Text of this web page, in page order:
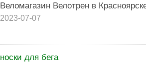
Веломагазин Велотрен в
2023-07-07
носки для бега